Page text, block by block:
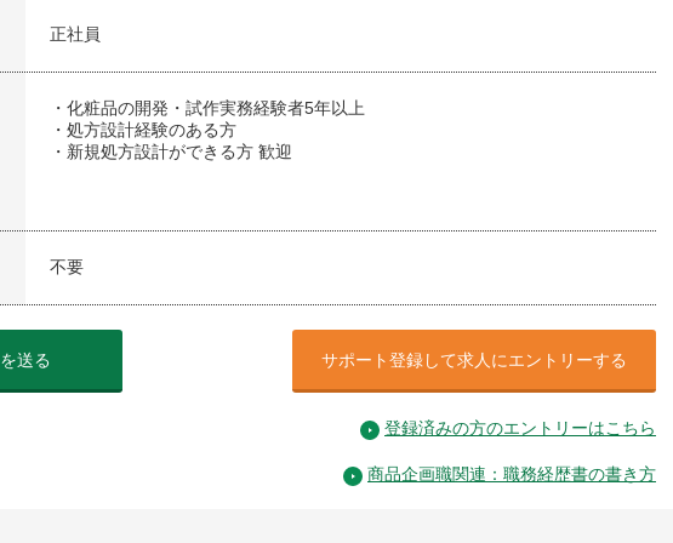
正社員
・化粧品の開発・試作実務経験者5年以上
・処方設計経験のある方
・新規処方設計ができる方 歓迎
不要
送る サポート登録して求人にエントリーする
登録済みの方のエントリーはこちら
商品企画職関連：職務経歴書の書き方